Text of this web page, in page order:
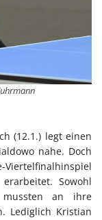
(12.1.) legt einen
nahe. Doch
Viertelfinalhinspiel
Sowohl
an ihre
Lediglich Kristian